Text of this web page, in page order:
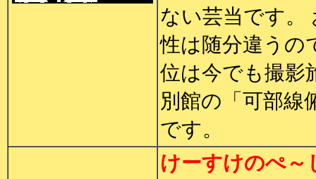
ない芸当です。
性は随分違うの
位は今でも撮影
別館の「可部線
です。
けーすけのぺ～